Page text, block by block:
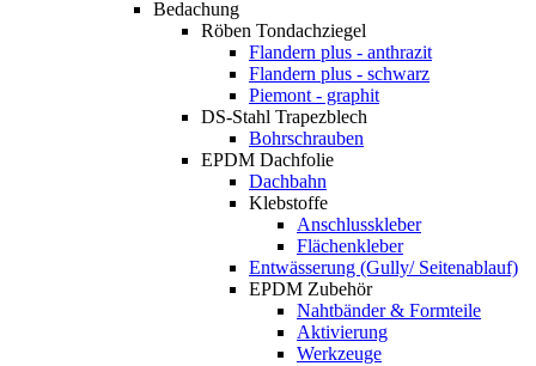
Bedachung
Röben Tondachziegel
Flandern plus - anthrazit
Flandern plus - schwarz
Piemont - graphit
DS-Stahl Trapezblech
Bohrschrauben
EPDM Dachfolie
Dachbahn
Klebstoffe
Anschlusskleber
Flächenkleber
Entwässerung (Gully/ Seitenablauf)
EPDM Zubehör
Nahtbänder & Formteile
Aktivierung
Werkzeuge